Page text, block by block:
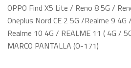
OPPO Find X5 Lite / Reno 8 5G /
Oneplus Nord CE 2 5G /Realme 9
Realme 10 4G / REALME 11 ( 4G /
MARCO PANTALLA (O-171)